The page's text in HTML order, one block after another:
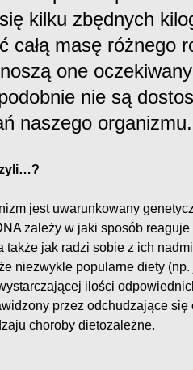
kilku zbędnych
całą masę różnego
one
nie są
naszego organizmu.
jest uwarunkowany
zależy w jaki sposób
także jak radzi sobie z ich
niezwykle popularne diety
ilości
przez odchudzające
choroby dietozależne.